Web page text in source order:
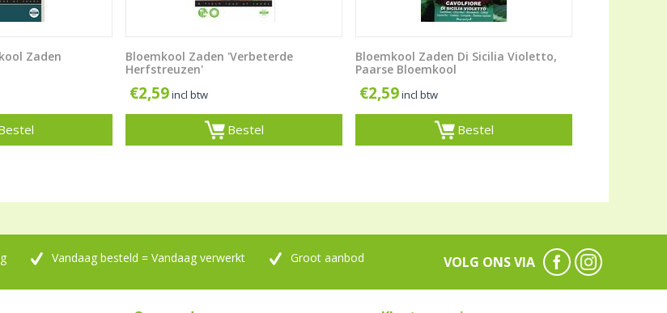
Zaden
Bloemkool Zaden 'Verbeterde
Herfstreuzen'
€2,59incl btw
Bestel
Bloemkool Zaden Di Sicilia Violetto,
Paarse Bloemkool
€2,59incl btw
Bestel
Vandaag besteld = Vandaag verwerkt Groot aanbod VOLG ONS VIA